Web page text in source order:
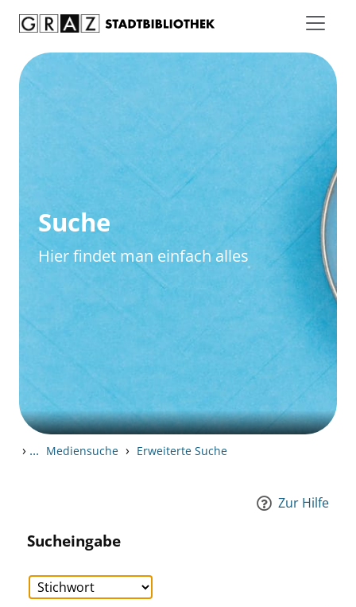
Suche
Hier findet man einfach alles
› ... Mediensuche › Erweiterte Suche
Zur Hilfe
Sucheingabe